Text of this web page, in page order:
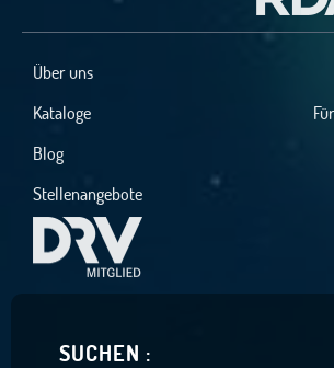
Über uns
Kataloge
Blog
Stellenangebote
SUCHEN :